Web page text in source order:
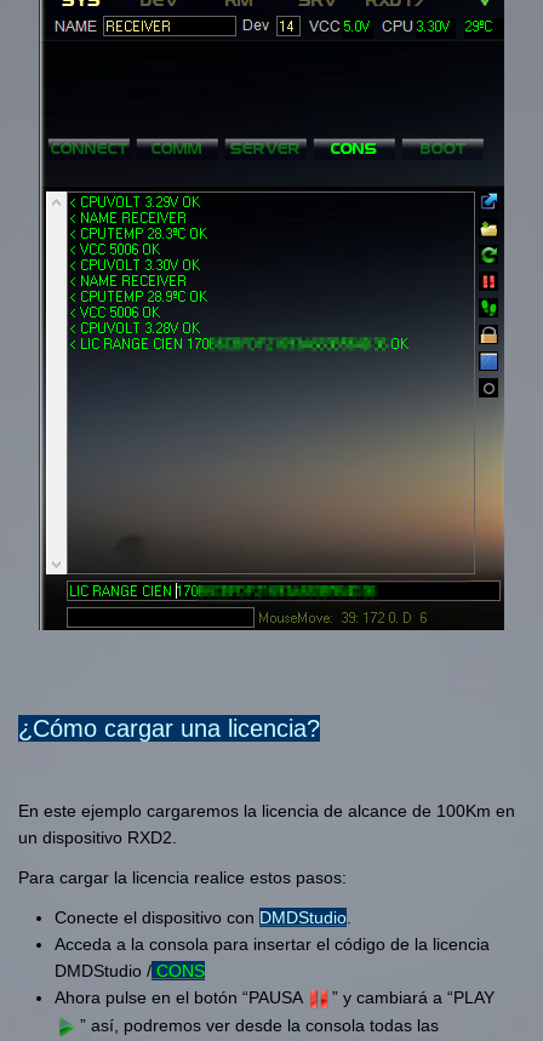
¿Cómo cargar una licencia?
En este ejemplo cargaremos la licencia de alcance de 100Km en
un dispositivo RXD2.
Para cargar la licencia realice estos pasos:
Conecte el dispositivo con DMDStudio.
Acceda a la consola para insertar el código de la licencia
DMDStudio / CONS
Ahora pulse en el botón “PAUSA
” y cambiará a “PLAY
” así, podremos ver desde la consola todas las